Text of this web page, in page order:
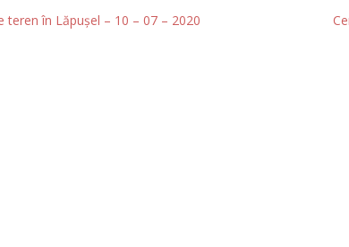
teren în Lăpușel – 10 – 07 – 2020